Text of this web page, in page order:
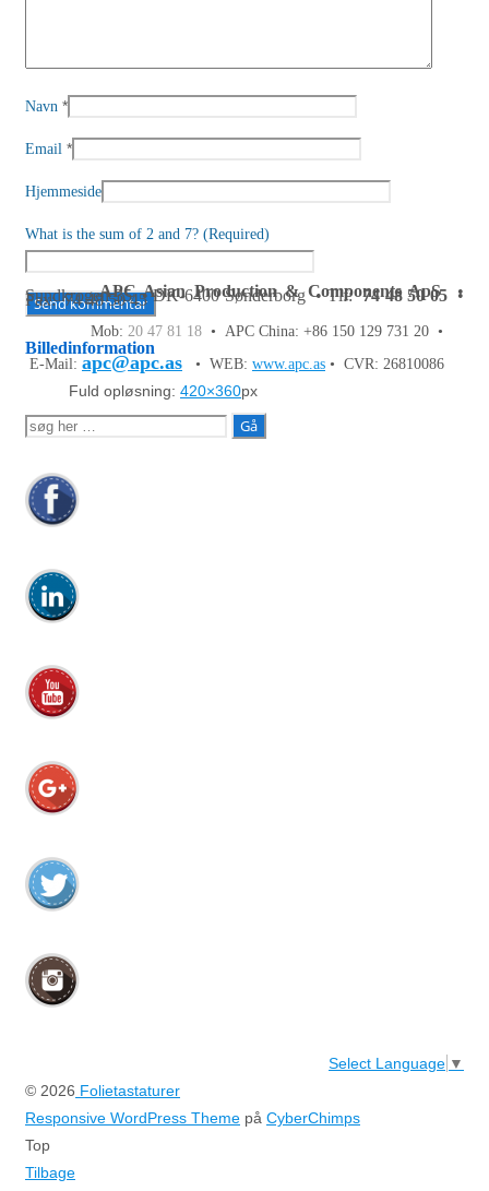
Navn *
Email *
Hjemmeside
What is the sum of 2 and 7? (Required)
Billedinformation
Fuld opløsning: 420×360px
APC Asian Production & Components ApS•
Sundkrogen 35 • DK-6400 Sønderborg • Tlf:74 48 50 05•
Fax: 74 48 50 45
Mob: 20 47 81 18 • APC China: +86 150 129 731 20 •
E-Mail: apc@apc.as • WEB: www.apc.as • CVR: 26810086
Søg
Select Language ▼
© 2026 Folietastaturer
Responsive WordPress Theme på CyberChimps
Top
Tilbage